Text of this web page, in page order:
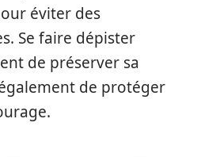
éviter des
Se faire dépister
de préserver sa
de protéger